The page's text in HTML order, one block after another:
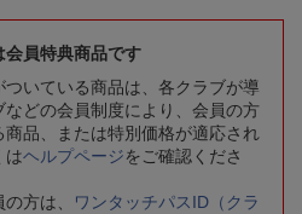
会員特典商品です
ついている商品は、各クラブが導
などの会員制度により、会員の方
品、または特別価格が適応され
はヘルプページをご確認くださ
方は、
ワンタッチパスID（クラ